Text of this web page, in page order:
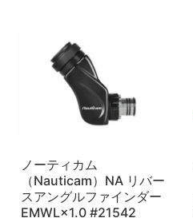
ノーティカム
（Nauticam）NA リバー
スアングルファインダー
EMWL×1.0 #21542